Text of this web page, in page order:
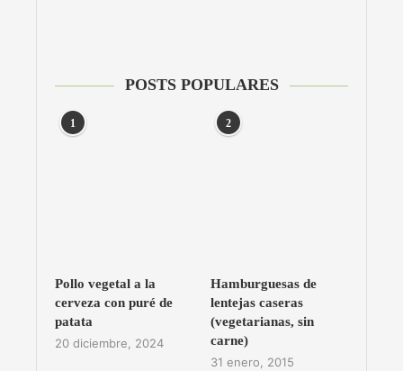
POSTS POPULARES
1
Pollo vegetal a la
cerveza con puré de
patata
20 diciembre, 2024
2
Hamburguesas de
lentejas caseras
(vegetarianas, sin
carne)
31 enero, 2015